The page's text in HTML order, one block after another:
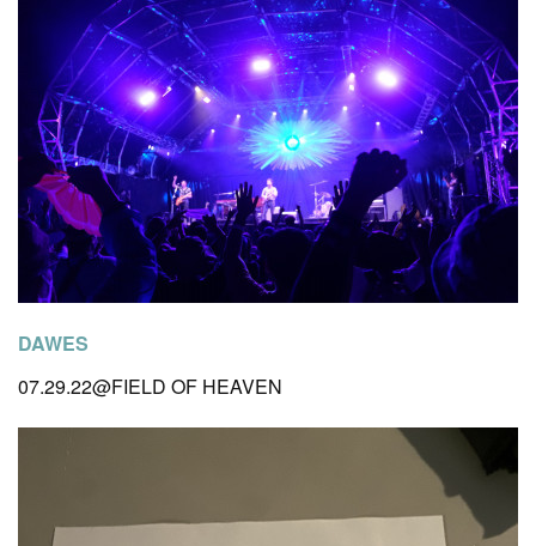
DAWES
07.29.22@FIELD OF HEAVEN